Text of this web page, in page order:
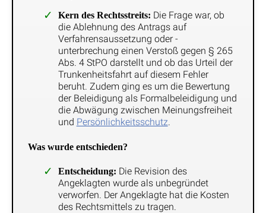
Kern des Rechtsstreits: Die Frage war, ob
die Ablehnung des Antrags auf
Verfahrensaussetzung oder -
unterbrechung einen Verstoß gegen § 265
Abs. 4 StPO darstellt und ob das Urteil der
Trunkenheitsfahrt auf diesem Fehler
beruht. Zudem ging es um die Bewertung
der Beleidigung als Formalbeleidigung und
die Abwägung zwischen Meinungsfreiheit
und Persönlichkeitsschutz
Was wurde entschieden?
Entscheidung: Die Revision des
Angeklagten wurde als unbegründet
verworfen. Der Angeklagte hat die Kosten
des Rechtsmittels zu tragen.